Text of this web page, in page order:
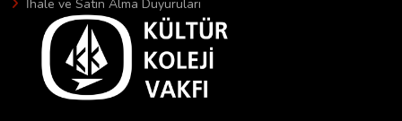
İhale ve Satın Alma Duyuruları